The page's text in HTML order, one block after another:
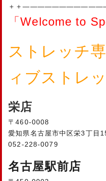
＋＋
「Welcome to
ストレッチ
ィブストレッ
栄店
〒460-0008
愛知県名古屋市中区栄3丁目
052-228-0079
名古屋駅前店